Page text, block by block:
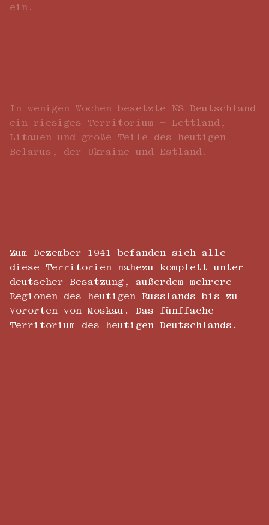
ein.
In wenigen Wochen besetzte NS-Deutschland
ein riesiges Territorium – Lettland,
Litauen und große Teile des heutigen
Belarus, der Ukraine und Estland.
Zum Dezember 1941 befanden sich alle
diese Territorien nahezu komplett unter
deutscher Besatzung, außerdem mehrere
Regionen des heutigen Russlands bis zu
Vororten von Moskau. Das fünffache
Territorium des heutigen Deutschlands.